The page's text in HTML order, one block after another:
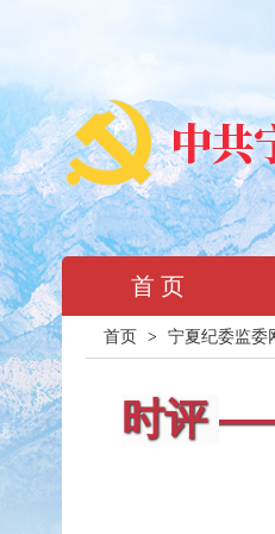
首 页
首页 > 宁夏纪委监委
时评